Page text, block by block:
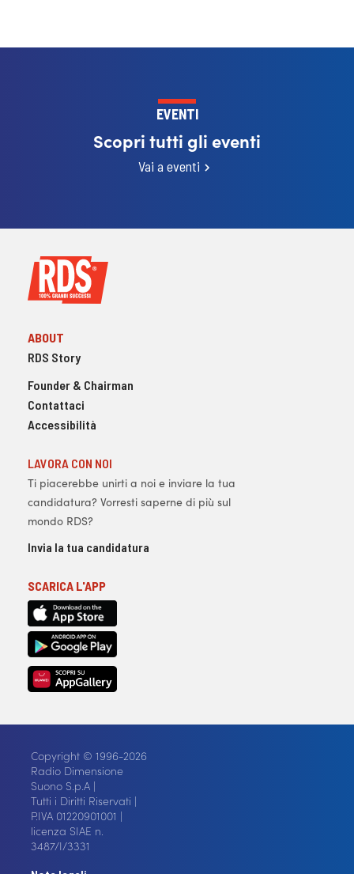
EVENTI
Scopri tutti gli eventi
Vai a eventi
ABOUT
RDS Story
Founder & Chairman
Contattaci
Accessibilità
LAVORA CON NOI
Ti piacerebbe unirti a noi e inviare la tua
candidatura? Vorresti saperne di più sul
mondo RDS?
Invia la tua candidatura
SCARICA L'APP
Copyright © 1996-2026
Radio Dimensione
Suono S.p.A |
Tutti i Diritti Riservati |
P.IVA 01220901001 |
licenza SIAE n.
3487/I/3331